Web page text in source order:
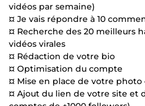
vidéos par semaine)
¤ Je vais répondre à 10
¤ Recherche des 20 meilleurs
vidéos virales
¤ Rédaction de votre bio
¤ Optimisation du compte
¤ Mise en place de votre photo
¤ Ajout du lien de votre site et